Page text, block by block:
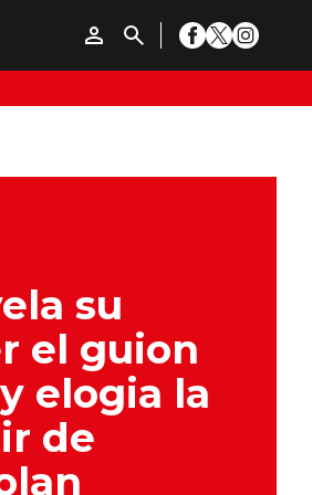
su
el guion
y elogia la
de